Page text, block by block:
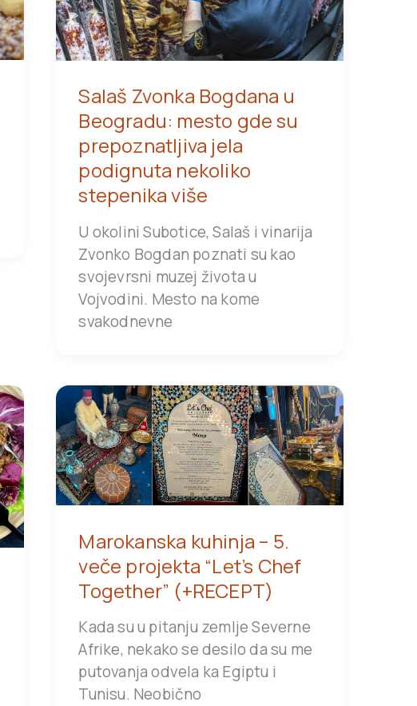
Salaš Zvonka Bogdana u
Beogradu: mesto gde su
prepoznatljiva jela
podignuta nekoliko
stepenika više
U okolini Subotice, Salaš i vinarija
Zvonko Bogdan poznati su kao
svojevrsni muzej života u
Vojvodini. Mesto na kome
svakodnevne
Marokanska kuhinja – 5.
veče projekta “Let’s Chef
Together” (+RECEPT)
Kada su u pitanju zemlje Severne
Afrike, nekako se desilo da su me
putovanja odvela ka Egiptu i
Tunisu. Neobično